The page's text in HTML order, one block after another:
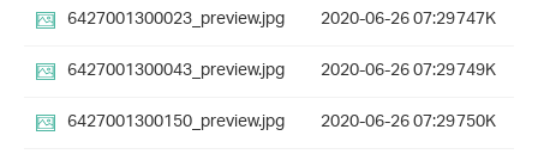
6427001300023_preview.jpg
2020-06-26 07:29747K
6427001300043_preview.jpg
2020-06-26 07:29749K
6427001300150_preview.jpg
2020-06-26 07:29750K